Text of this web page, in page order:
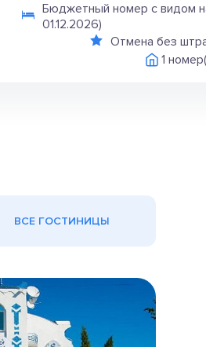
Бюджетный номер с видом
01.12.2026)
Отмена без
1
ВСЕ ГОСТИНИЦЫ